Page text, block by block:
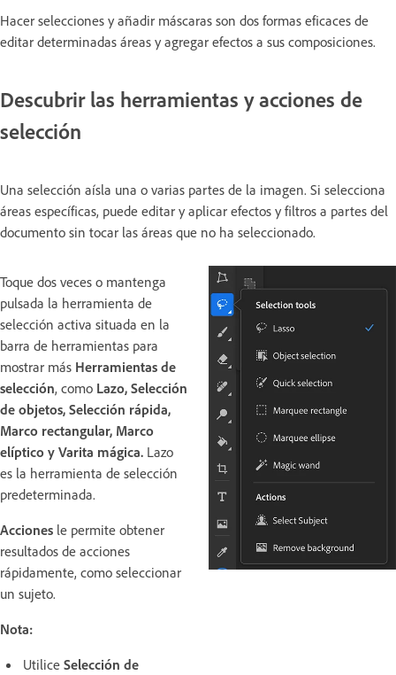
Hacer selecciones y añadir máscaras son dos formas eficaces de
editar determinadas áreas y agregar efectos a sus composiciones.
Descubrir las herramientas y acciones de
selección
Una selección aísla una o varias partes de la imagen. Si selecciona
áreas específicas, puede editar y aplicar efectos y filtros a partes del
documento sin tocar las áreas que no ha seleccionado.
Toque dos veces o mantenga
pulsada la herramienta de
selección activa situada en la
barra de herramientas para
mostrar más Herramientas de
selección, como Lazo, Selección
de objetos, Selección rápida,
Marco rectangular, Marco
elíptico y Varita mágica. Lazo
es la herramienta de selección
predeterminada.
Acciones le permite obtener
resultados de acciones
rápidamente, como seleccionar
un sujeto.
Nota:
Utilice Selección de